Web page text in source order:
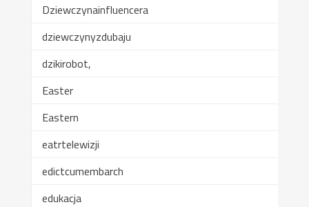
Dziewczynainfluencera
dziewczynyzdubaju
dzikirobot,
Easter
Eastern
eatrtelewizji
edictcumembarch
edukacja